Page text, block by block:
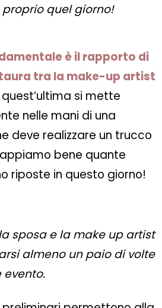
proprio quel giorno!
è il rapporto di
tra la make-up artist
quest’ultima si mette
nelle mani di una
deve realizzare un trucco
bene quante
riposte in questo giorno!
sposa e la make up artist
almeno un paio di volte